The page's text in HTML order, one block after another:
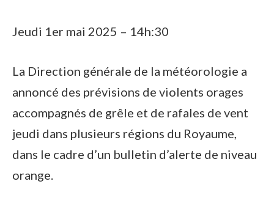
Jeudi 1er mai 2025 – 14h:30
La Direction générale de la météorologie a
annoncé des prévisions de violents orages
accompagnés de grêle et de rafales de vent
jeudi dans plusieurs régions du Royaume,
dans le cadre d’un bulletin d’alerte de niveau
orange.